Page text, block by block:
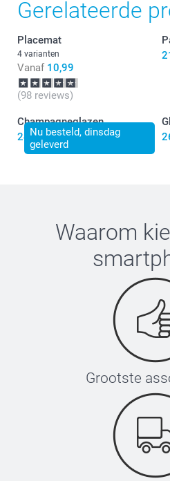
Gerelateerde
Placemat
4 varianten
Vanaf 10,99
(98 reviews)
Nu besteld, dinsdag
geleverd
Champagneglazen
24,99
Waarom
Grootste